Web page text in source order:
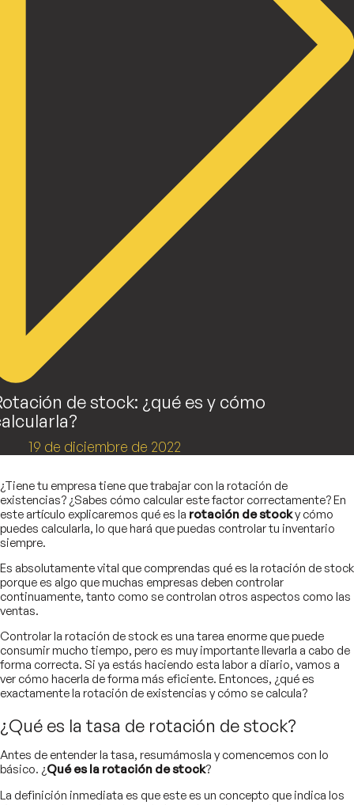
de stock: ¿qué es y cómo
19 de diciembre de 2022
¿Tiene tu empresa tiene que trabajar con la rotación de
existencias? ¿Sabes cómo calcular este factor correctamente? En
este artículo explicaremos qué es la rotación de stocky cómo
puedes calcularla, lo que hará que puedas controlar tu inventario
siempre.
Es absolutamente vital que comprendas qué es la rotación de stock
porque es algo que muchas empresas deben controlar
continuamente, tanto como se controlan otros aspectos como las
ventas.
Controlar la rotación de stock es una tarea enorme que puede
consumir mucho tiempo, pero es muy importante llevarla a cabo de
forma correcta. Si ya estás haciendo esta labor a diario, vamos a
ver cómo hacerla de forma más eficiente. Entonces, ¿qué es
exactamente la rotación de existencias y cómo se calcula?
¿Qué es la tasa de rotación de stock?
Antes de entender la tasa, resumámosla y comencemos con lo
básico. ¿Qué es la rotación de stock?
La definición inmediata es que este es un concepto que indica los